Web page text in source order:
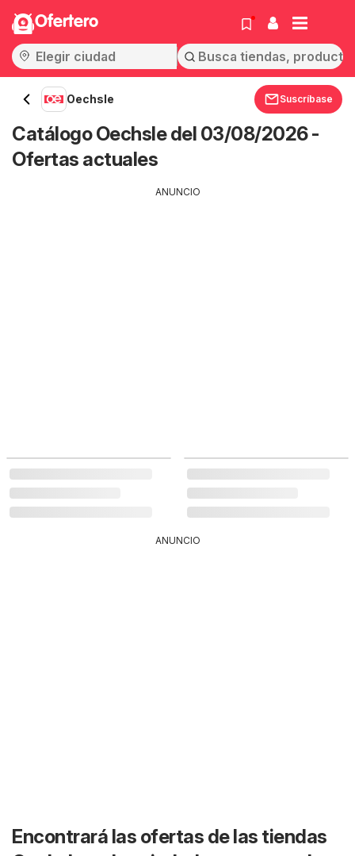
Ofertero
Oechsle Suscríbase
Catálogo Oechsle del 03/08/2026 -
Ofertas actuales
ANUNCIO
ANUNCIO
Encontrará las ofertas de las tiendas